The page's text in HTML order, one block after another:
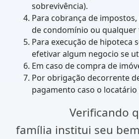
sobrevivência).
Para cobrança de
de condomínio ou qualquer
Para execução de
efetivar algum negocio se
Em caso de compra de
Por obrigação decorrente
pagamento caso o
Verificando que
família institui seu